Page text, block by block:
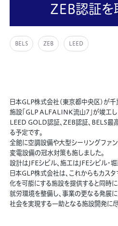
ZEB認証を
BELS ZEB LEED
日本GLP株式会社(東京都中央区)が千
施設「GLP ALFALINK流山7」が竣工し
LEED GOLD認証、ZEB認証、BELS最
る予定です。
全館に空調設備や大型シーリングファ
変電設備の冠水対策も施しました。
設計はJFEシビル、施工はJFEシビル・
日本GLP株式会社は、これからもカス
化を可能にする施設を提供すると同時
就労環境を整備し、事業の更なる発展
社会を実現する一助となる施設開発に尽